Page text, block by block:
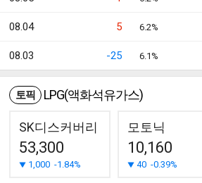
08.04 5 6.2%
08.03 -25 6.1%
토픽 LPG(액화석유가스)
SK디스커버리
53,300
1,000 -1.84%
모토닉
10,160
40 -0.39%